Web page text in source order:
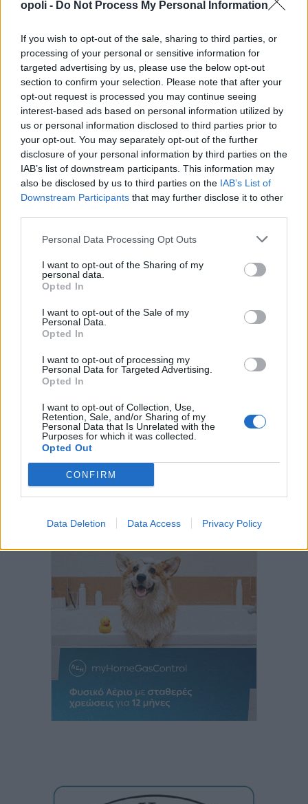
opoli - Do Not Process My Personal Information
If you wish to opt-out of the sale, sharing to third parties, or
processing of your personal or sensitive information for
targeted advertising by us, please use the below opt-out
section to confirm your selection. Please note that after your
opt-out request is processed you may continue seeing
interest-based ads based on personal information utilized by
us or personal information disclosed to third parties prior to
your opt-out. You may separately opt-out of the further
disclosure of your personal information by third parties on the
IAB’s list of downstream participants. This information may
also be disclosed by us to third parties on the IAB’s List of
Downstream Participants that may further disclose it to other
Personal Data Processing Opt Outs
I want to opt-out of the Sharing of my
personal data.
Opted In
I want to opt-out of the Sale of my
Personal Data.
Opted In
I want to opt-out of processing my
Personal Data for Targeted Advertising.
Opted In
I want to opt-out of Collection, Use,
Retention, Sale, and/or Sharing of my
Personal Data that Is Unrelated with the
Purposes for which it was collected.
Opted Out
CONFIRM
Data Deletion Data Access Privacy Policy